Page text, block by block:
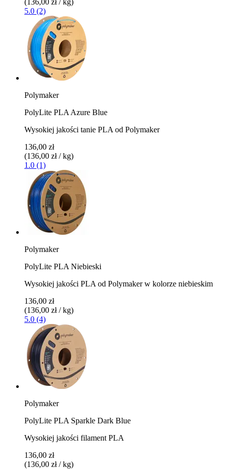
5.0 (2)
Polymaker
PolyLite PLA Azure Blue
Wysokiej jakości tanie PLA od Polymaker
136,00 zł
(136,00 zł / kg)
1.0 (1)
Polymaker
PolyLite PLA Niebieski
Wysokiej jakości PLA od Polymaker w kolorze niebieskim
136,00 zł
(136,00 zł / kg)
5.0 (4)
Polymaker
PolyLite PLA Sparkle Dark Blue
Wysokiej jakości filament PLA
136,00 zł
(136,00 zł / kg)